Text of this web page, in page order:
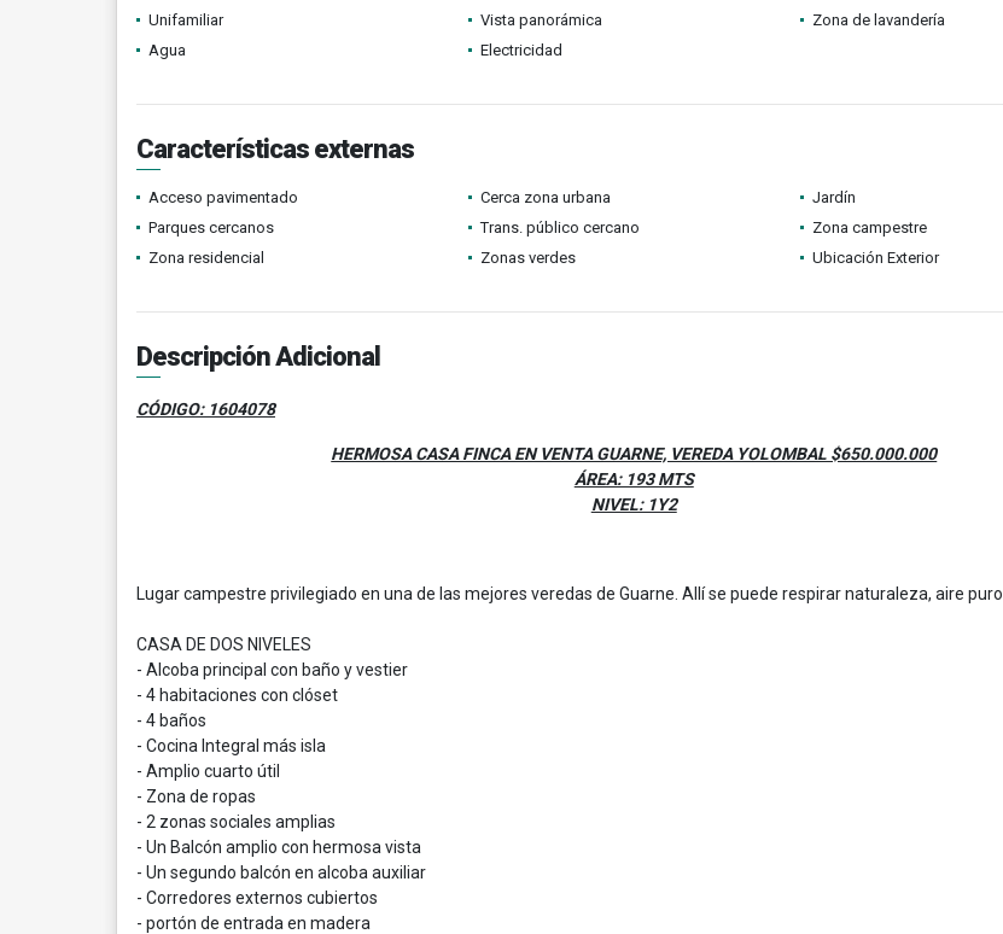
Unifamiliar
Vista panorámica
Zona de lavandería
Agua
Electricidad
Características externas
Acceso pavimentado Cerca zona urbana
Jardín
Parques cercanos
Trans. público cercano
Zona campestre
Zona residencial
Zonas verdes Ubicación Exterior
Descripción Adicional
CÓDIGO: 1604078
HERMOSA CASA FINCA EN VENTA GUARNE, VEREDA YOLOMBAL $650.000.000
ÁREA: 193 MTS
NIVEL: 1Y2
Lugar campestre privilegiado en una de las mejores veredas de Guarne. Allí se puede respirar naturaleza, aire puro
CASA DE DOS NIVELES
- Alcoba principal con baño y vestier
- 4 habitaciones con clóset
- 4 baños
- Cocina Integral más isla
- Amplio cuarto útil
- Zona de ropas
- 2 zonas sociales amplias
- Un Balcón amplio con hermosa vista
- Un segundo balcón en alcoba auxiliar
- Corredores externos cubiertos
- portón de entrada en madera